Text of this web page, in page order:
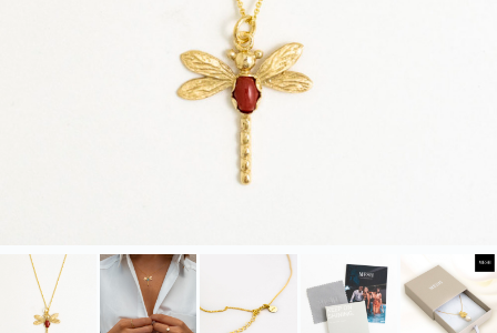
北海道・沖縄のお客様には一部送料のご負担をお願いいたします。割引サービスは一